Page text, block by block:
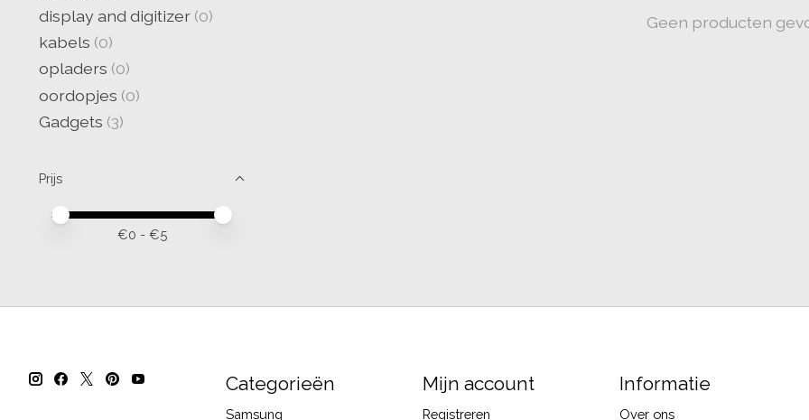
display and digitizer (0)
kabels (0)
opladers (0)
oordopjes (0)
Gadgets (3)
Prijs
Minimale prijswaarde
Price maximum value
€0 - €5
Geen producten
Categorieën
Samsung
Mijn account
Registreren
Informatie
Over ons